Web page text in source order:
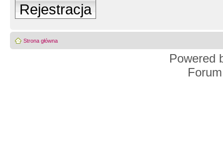
Rejestracja
Strona główna
Powered